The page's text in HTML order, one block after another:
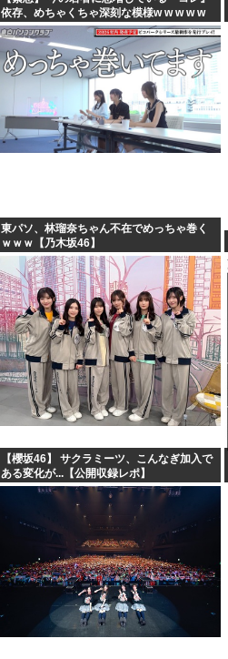
依存、めちゃくちゃ深刻な模様w w w w w
w w w w w
東パソ、林瑠奈ちゃん不在でめっちゃ巻く
ｗｗｗ【乃木坂46】
【櫻坂46】 サクラミーツ、こんなぎ加入で
ある変化が...【公開収録レポ】